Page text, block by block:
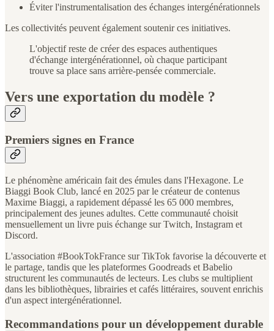
Éviter l'instrumentalisation des échanges intergénérationnels
Les collectivités peuvent également soutenir ces initiatives.
L'objectif reste de créer des espaces authentiques
d'échange intergénérationnel, où chaque participant
trouve sa place sans arrière-pensée commerciale.
Vers une exportation du modèle ?
Premiers signes en France
Le phénomène américain fait des émules dans l'Hexagone. Le
Biaggi Book Club, lancé en 2025 par le créateur de contenus
Maxime Biaggi, a rapidement dépassé les 65 000 membres,
principalement des jeunes adultes. Cette communauté choisit
mensuellement un livre puis échange sur Twitch, Instagram et
Discord.
L'association #BookTokFrance sur TikTok favorise la découverte et
le partage, tandis que les plateformes Goodreads et Babelio
structurent les communautés de lecteurs. Les clubs se multiplient
dans les bibliothèques, librairies et cafés littéraires, souvent enrichis
d'un aspect intergénérationnel.
Recommandations pour un développement durable